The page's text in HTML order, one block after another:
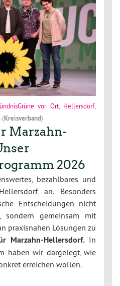
vor Ort, Hellersdorf,
(Kreisverband)
Marzahn-
2026
bezahlbares und
an. Besonders
Entscheidungen nicht
sondern gemeinsam mit
praxisnahen Lösungen zu
Marzahn-Hellersdorf.In
haben wir dargelegt, wie
erreichen wollen.